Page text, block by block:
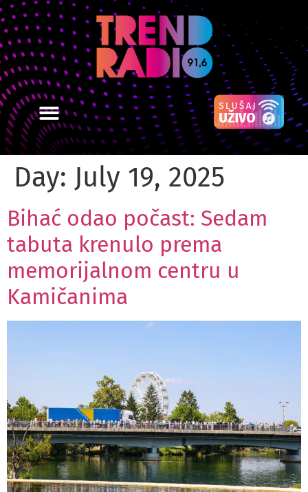
Day: July 19, 2025
Bihać odao počast: Sedam
tabuta krenulo prema
memorijalnom centru u
Kamičanima